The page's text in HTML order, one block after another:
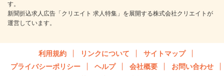
す。
新聞折込求人広告「クリエイト 求人特集」を展開する株式会社クリエイトが
運営しています。
利用規約 リンクについて
サイトマップ
プライバシーポリシー
ヘルプ 会社概要
お問い合わせ